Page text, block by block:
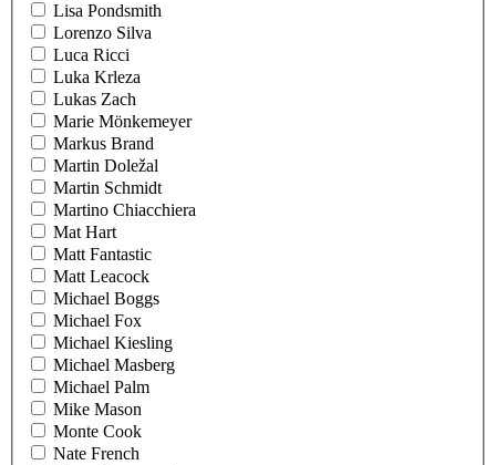
Lisa Pondsmith
Lorenzo Silva
Luca Ricci
Luka Krleza
Lukas Zach
Marie Mönkemeyer
Markus Brand
Martin Doležal
Martin Schmidt
Martino Chiacchiera
Mat Hart
Matt Fantastic
Matt Leacock
Michael Boggs
Michael Fox
Michael Kiesling
Michael Masberg
Michael Palm
Mike Mason
Monte Cook
Nate French